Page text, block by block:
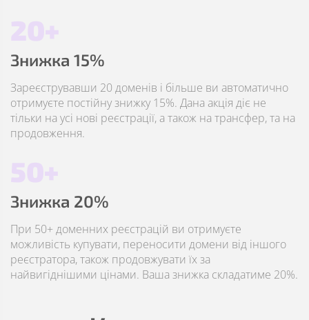
20+
Знижка 15%
Зареєструвавши 20 доменів і більше ви автоматично
отримуєте постійну знижку 15%. Дана акція діє не
тільки на усі нові реєстрації, а також на трансфер, та на
продовження.
50+
Знижка 20%
При 50+ доменних реєстрацій ви отримуєте
можливість купувати, переносити домени від іншого
реєстратора, також продовжувати їх за
найвигіднішими цінами. Ваша знижка складатиме 20%.